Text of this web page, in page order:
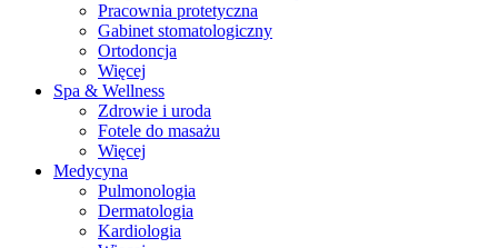
Pracownia protetyczna
Gabinet stomatologiczny
Ortodoncja
Więcej
Spa & Wellness
Zdrowie i uroda
Fotele do masażu
Więcej
Medycyna
Pulmonologia
Dermatologia
Kardiologia